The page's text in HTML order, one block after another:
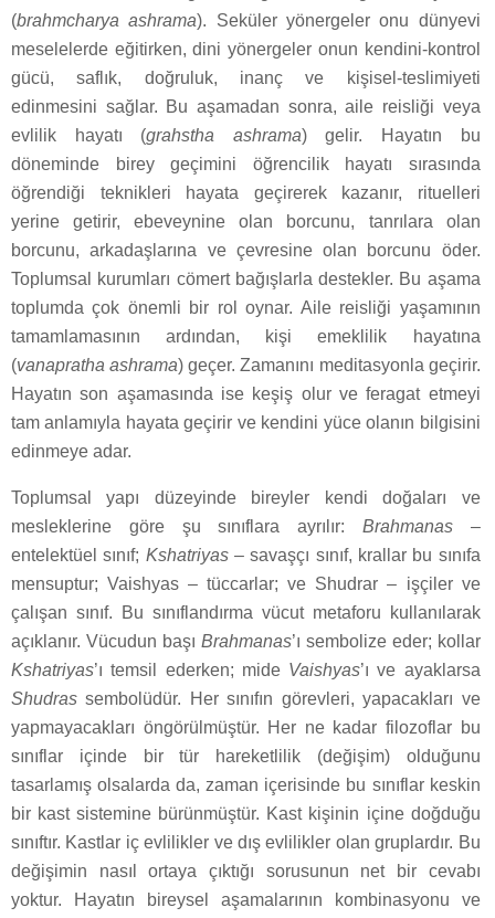
(brahmcharya ashrama). Seküler yönergeler onu dünyevi
meselelerde eğitirken, dini yönergeler onun kendini-kontrol
gücü, saflık, doğruluk, inanç ve kişisel-teslimiyeti
edinmesini sağlar. Bu aşamadan sonra, aile reisliği veya
evlilik hayatı (grahstha ashrama) gelir. Hayatın bu
döneminde birey geçimini öğrencilik hayatı sırasında
öğrendiği teknikleri hayata geçirerek kazanır, rituelleri
yerine getirir, ebeveynine olan borcunu, tanrılara olan
borcunu, arkadaşlarına ve çevresine olan borcunu öder.
Toplumsal kurumları cömert bağışlarla destekler. Bu aşama
toplumda çok önemli bir rol oynar. Aile reisliği yaşamının
tamamlamasının ardından, kişi emeklilik hayatına
(vanapratha ashrama) geçer. Zamanını meditasyonla geçirir.
Hayatın son aşamasında ise keşiş olur ve feragat etmeyi
tam anlamıyla hayata geçirir ve kendini yüce olanın bilgisini
edinmeye adar.
Toplumsal yapı düzeyinde bireyler kendi doğaları ve
mesleklerine göre şu sınıflara ayrılır: Brahmanas–
entelektüel sınıf; Kshatriyas– savaşçı sınıf, krallar bu sınıfa
mensuptur; Vaishyas – tüccarlar; ve Shudrar – işçiler ve
çalışan sınıf. Bu sınıflandırma vücut metaforu kullanılarak
açıklanır. Vücudun başı Brahmanas’ı sembolize eder; kollar
Kshatriyas’ı temsil ederken; mide Vaishyas’ı ve ayaklarsa
Shudras sembolüdür. Her sınıfın görevleri, yapacakları ve
yapmayacakları öngörülmüştür. Her ne kadar filozoflar bu
sınıflar içinde bir tür hareketlilik (değişim) olduğunu
tasarlamış olsalarda da, zaman içerisinde bu sınıflar keskin
bir kast sistemine bürünmüştür. Kast kişinin içine doğduğu
sınıftır. Kastlar iç evlilikler ve dış evlilikler olan gruplardır. Bu
değişimin nasıl ortaya çıktığı sorusunun net bir cevabı
yoktur. Hayatın bireysel aşamalarının kombinasyonu ve